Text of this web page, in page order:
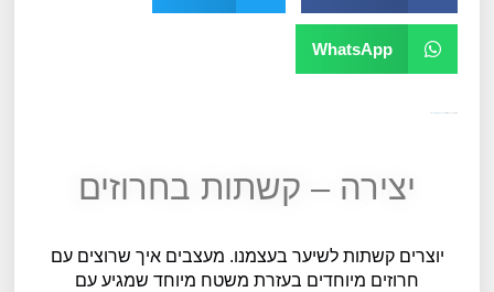
WhatsApp
יצירה – קשתות בחרוזים
יוצרים קשתות לשיער בעצמנו. מעצבים איך שרוצים עם
חרוזים מיוחדים בעזרת משטח מיוחד שמגיע עם